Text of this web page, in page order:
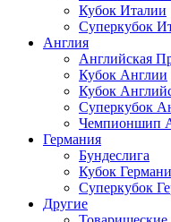
Кубок Италии
Суперкубок
Англия
Английская
Кубок Англии
Кубок
Суперкубок
Чемпионшип
Германия
Бундеслига
Кубок
Суперкубок
Другие